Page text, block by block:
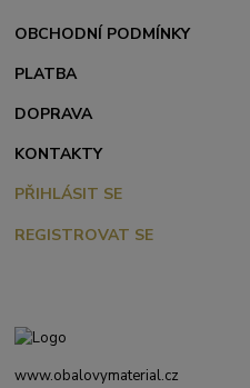
OBCHODNÍ PODMÍNKY
PLATBA
DOPRAVA
KONTAKTY
PŘIHLÁSIT SE
REGISTROVAT SE
www.obalovymaterial.cz